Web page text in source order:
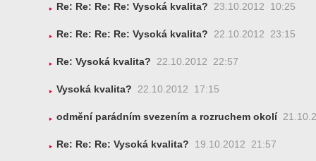
Re: Re: Re: Re: Vysoká kvalita? 23.10.2012 10:25
Re: Re: Re: Re: Vysoká kvalita? 22.10.2012 23:15
Re: Vysoká kvalita? 22.10.2012 22:57
Vysoká kvalita? 22.10.2012 17:15
odmění parádním svezením a rozruchem okolí
Re: Re: Re: Vysoká kvalita? 19.10.2012 21:57